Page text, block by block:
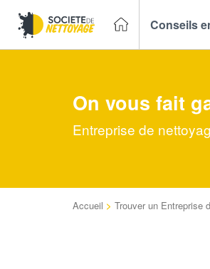
Conseils
On vous fait
Entreprise de
Accueil > Trouver un Entreprise